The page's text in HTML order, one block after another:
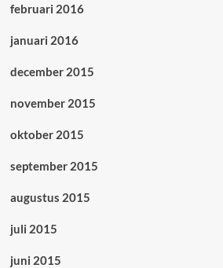
februari 2016
januari 2016
december 2015
november 2015
oktober 2015
september 2015
augustus 2015
juli 2015
juni 2015